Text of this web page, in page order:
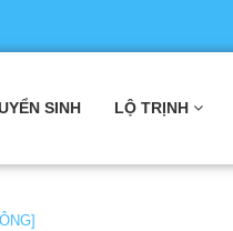
SINH LỘ TRỊNH